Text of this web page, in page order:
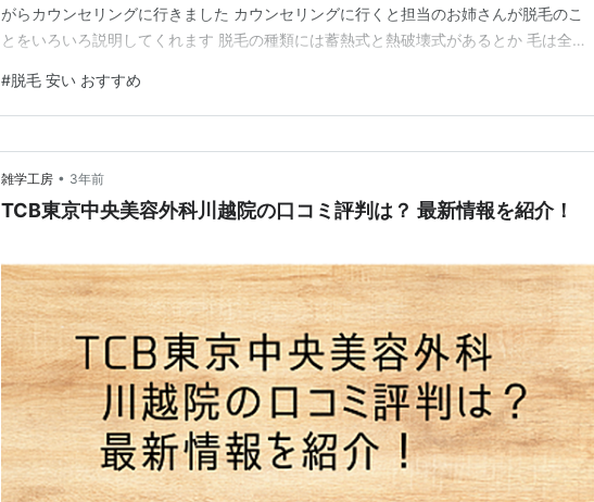
がらカウンセリングに行きました カウンセリングに行くと担当のお姉さんが脱毛のこ
とをいろいろ説明してくれます 脱毛の種類には蓄熱式と熱破壊式があるとか 毛は全部
と値段の高いコースをすすめられます さらに毛を全部なくしたいと答えると5回だけで
なく8回や12回コースを勧められキャンペーン価…
#脱毛 安い おすすめ
雑学工房 • 3年前
TCB東京中央美容外科川越院の口コミ評判は？ 最新情報を紹介！